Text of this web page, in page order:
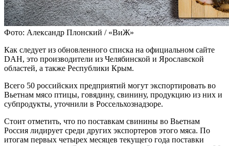
Фото: Александр Плонский / «ВиЖ»
Как следует из обновленного списка на официальном сайте
DAH, это производители из Челябинской и Ярославской
областей, а также Республики Крым.
Всего 50 российских предприятий могут экспортировать во
Вьетнам мясо птицы, говядину, свинину, продукцию из них и
субпродукты, уточнили в Россельхознадзоре.
Стоит отметить, что по поставкам свинины во Вьетнам
Россия лидирует среди других экспортеров этого мяса. По
итогам первых четырех месяцев текущего года поставки